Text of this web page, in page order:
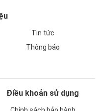
Tin tức
Thông báo
Điều khoản sử dụng